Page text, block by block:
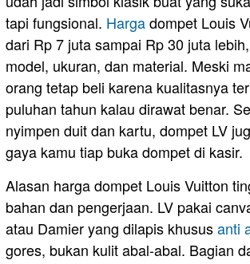
tapi fungsional. Hargadompet Louis
dari Rp 7 juta sampai Rp 30 juta
model, ukuran, dan material. Meski
orang tetap beli karena kualitasnya
puluhan tahun kalau dirawat benar.
nyimpen duit dan kartu, dompet LV
gaya kamu tiap buka dompet di kasir.
Alasan harga dompet Louis Vuitton
bahan dan pengerjaan. LV pakai
atau Damier yang dilapis khususanti
gores, bukan kulit abal-abal. Bagian